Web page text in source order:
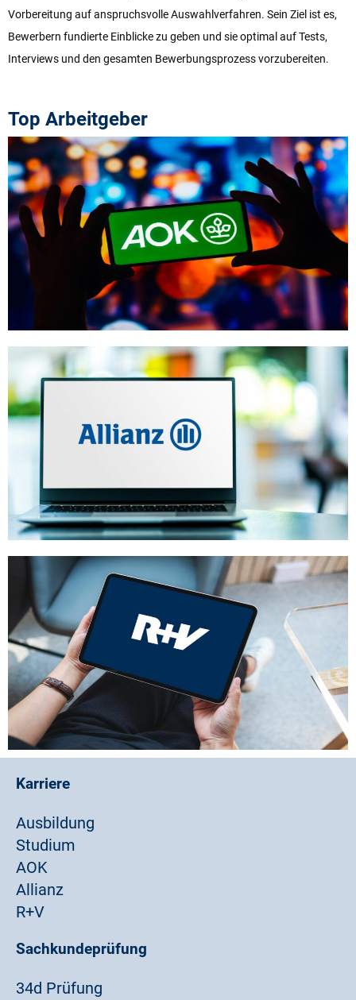
Vorbereitung auf anspruchsvolle Auswahlverfahren. Sein Ziel ist es,
Bewerbern fundierte Einblicke zu geben und sie optimal auf Tests,
Interviews und den gesamten Bewerbungsprozess vorzubereiten.
Top Arbeitgeber
Karriere
Ausbildung
Studium
AOK
Allianz
R+V
Sachkundeprüfung
34d Prüfung